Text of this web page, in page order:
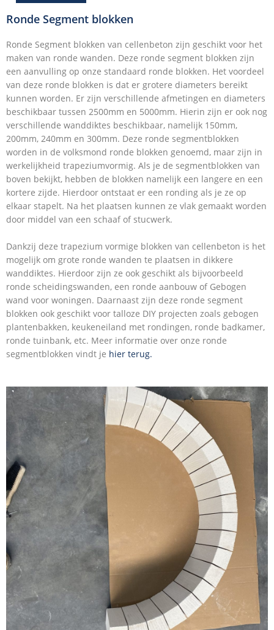
Ronde Segment blokken
Ronde Segment blokken van cellenbeton zijn geschikt voor het
maken van ronde wanden. Deze ronde segment blokken zijn
een aanvulling op onze standaard ronde blokken. Het voordeel
van deze ronde blokken is dat er grotere diameters bereikt
kunnen worden. Er zijn verschillende afmetingen en diameters
beschikbaar tussen 2500mm en 5000mm. Hierin zijn er ook nog
verschillende wanddiktes beschikbaar, namelijk 150mm,
200mm, 240mm en 300mm. Deze ronde segmentblokken
worden in de volksmond ronde blokken genoemd, maar zijn in
werkelijkheid trapeziumvormig. Als je de segmentblokken van
boven bekijkt, hebben de blokken namelijk een langere en een
kortere zijde. Hierdoor ontstaat er een ronding als je ze op
elkaar stapelt. Na het plaatsen kunnen ze vlak gemaakt worden
door middel van een schaaf of stucwerk.
Dankzij deze trapezium vormige blokken van cellenbeton is het
mogelijk om grote ronde wanden te plaatsen in dikkere
wanddiktes. Hierdoor zijn ze ook geschikt als bijvoorbeeld
ronde scheidingswanden, een ronde aanbouw of Gebogen
wand voor woningen. Daarnaast zijn deze ronde segment
blokken ook geschikt voor talloze DIY projecten zoals gebogen
plantenbakken, keukeneiland met rondingen, ronde badkamer,
ronde tuinbank, etc. Meer informatie over onze ronde
segmentblokken vindt je hier terug.